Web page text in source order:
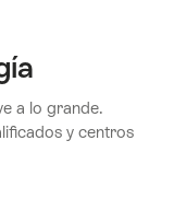
a lo grande.
y centros